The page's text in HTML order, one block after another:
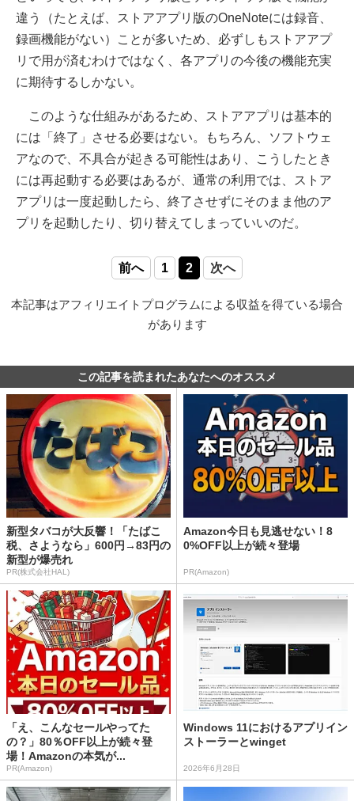
違う（たとえば、ストアアプリ版のOneNoteには録音、
録画機能がない）ことが多いため、必ずしもストアアプ
リで用が済むわけではなく、各アプリの今後の機能充実
に期待するしかない。
このような仕組みがあるため、ストアアプリは基本的
には「終了」させる必要はない。もちろん、ソフトウェ
アなので、不具合が起きる可能性はあり、こうしたとき
には再起動する必要はあるが、通常の利用では、ストア
アプリは一度起動したら、終了させずにそのまま他のア
プリを起動したり、切り替えてしまっていいのだ。
前へ 1 2 次へ
本記事はアフィリエイトプログラムによる収益を得ている場合
があります
この記事を読まれたあなたへのオススメ
新型タバコが大反響！「たばこ
税、さようなら」600円→83円の
新型が爆売れ
PR(株式会社HAL)
Amazon今日も見逃せない！8
0%OFF以上が続々登場
PR(Amazon)
「え、こんなセールやってた
の？」80％OFF以上が続々登
場！Amazonの本気が...
PR(Amazon)
Windows 11におけるアプリイン
ストーラーとwinget
2026年6月28日